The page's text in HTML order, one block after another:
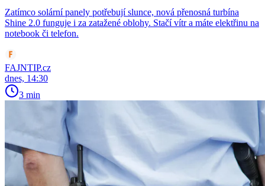
Zatímco solární panely potřebují slunce, nová přenosná turbína
Shine 2.0 funguje i za zatažené oblohy. Stačí vítr a máte elektřinu na
notebook či telefon.
FAJNTIP.cz
dnes, 14:30
3 min